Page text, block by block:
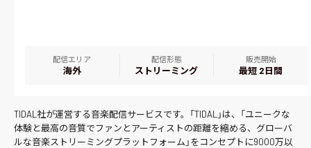
配信エリア
海外
配信形態
ストリーミング
販売開始
最短 2日間
TIDAL社が運営する音楽配信サービスです。「TIDAL」は、「ユニークな
体験と最高の音質でファンとアーティストの距離を縮める、グローバ
ルな音楽ストリーミングプラットフォーム」をコンセプトに9000万以